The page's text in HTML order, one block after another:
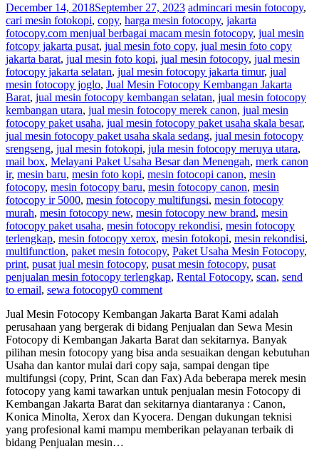
December 14, 2018September 27, 2023 admincari mesin fotocopy,
cari mesin fotokopi, copy, harga mesin fotocopy, jakarta
fotocopy.com menjual berbagai macam mesin fotocopy, jual mesin
fotcopy jakarta pusat, jual mesin foto copy, jual mesin foto copy
jakarta barat, jual mesin foto kopi, jual mesin fotocopy, jual mesin
fotocopy jakarta selatan, jual mesin fotocopy jakarta timur, jual
mesin fotocopy joglo, Jual Mesin Fotocopy Kembangan Jakarta
Barat, jual mesin fotocopy kembangan selatan, jual mesin fotocopy
kembangan utara, jual mesin fotocopy merek canon, jual mesin
fotocopy paket usaha, jual mesin fotocopy paket usaha skala besar,
jual mesin fotocopy paket usaha skala sedang, jual mesin fotocopy
srengseng, jual mesin fotokopi, jula mesin fotocopy meruya utara,
mail box, Melayani Paket Usaha Besar dan Menengah, merk canon
ir, mesin baru, mesin foto kopi, mesin fotocopi canon, mesin
fotocopy, mesin fotocopy baru, mesin fotocopy canon, mesin
fotocopy ir 5000, mesin fotocopy multifungsi, mesin fotocopy
murah, mesin fotocopy new, mesin fotocopy new brand, mesin
fotocopy paket usaha, mesin fotocopy rekondisi, mesin fotocopy
terlengkap, mesin fotocopy xerox, mesin fotokopi, mesin rekondisi,
multifunction, paket mesin fotocopy, Paket Usaha Mesin Fotocopy,
print, pusat jual mesin fotocopy, pusat mesin fotocopy, pusat
penjualan mesin fotocopy terlengkap, Rental Fotocopy, scan, send
to email, sewa fotocopy0 comment
Jual Mesin Fotocopy Kembangan Jakarta Barat Kami adalah
perusahaan yang bergerak di bidang Penjualan dan Sewa Mesin
Fotocopy di Kembangan Jakarta Barat dan sekitarnya. Banyak
pilihan mesin fotocopy yang bisa anda sesuaikan dengan kebutuhan
Usaha dan kantor mulai dari copy saja, sampai dengan tipe
multifungsi (copy, Print, Scan dan Fax) Ada beberapa merek mesin
fotocopy yang kami tawarkan untuk penjualan mesin Fotocopy di
Kembangan Jakarta Barat dan sekitarnya diantaranya : Canon,
Konica Minolta, Xerox dan Kyocera. Dengan dukungan teknisi
yang profesional kami mampu memberikan pelayanan terbaik di
bidang Penjualan mesin…